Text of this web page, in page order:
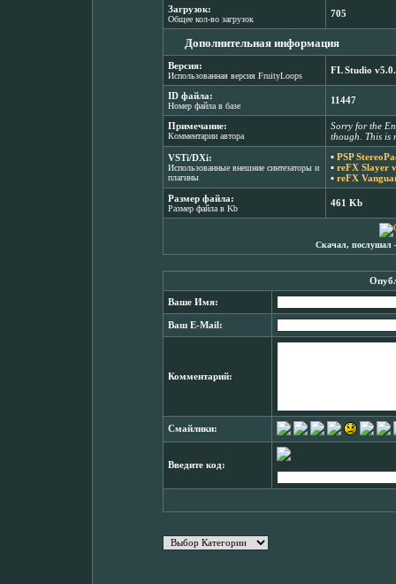
Загрузок:
Общее кол-во загрузок
705
Дополнительная информация
Версия:
Использованная версия FruityLoops
FL Studio
ID файла:
Номер файла в базе
11447
Примечание:
Комментарии автора
Sorry for the
though. This is
VSTi/DXi:
Использованные внешние синтезаторы и
плагины
▪ PSP
▪ reFX Slayer
▪ reFX
Размер файла:
Размер файла в Kb
461 Kb
Скачал, послушал
Ваше Имя:
Ваш E-Mail:
Комментарий:
Смайлики:
Введите код: